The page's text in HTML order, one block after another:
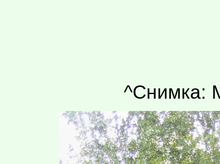
^Снимка: